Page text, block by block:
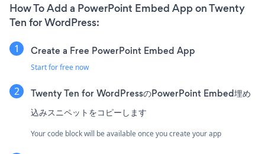
How To Add a PowerPoint Embed App on Twenty
Ten for WordPress:
Create a Free PowerPoint Embed App
Start for free now
Twenty Ten for WordPressのPowerPoint Embed埋め
込みスニペットをコピーします
Your code block will be available once you create your app